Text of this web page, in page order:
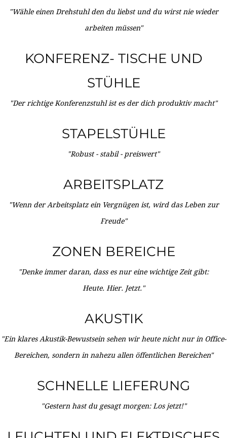
"Wähle einen Drehstuhl den du liebst und du wirst nie wieder
arbeiten müssen"
KONFERENZ- TISCHE UND
STÜHLE
"Der richtige Konferenzstuhl ist es der dich produktiv macht"
STAPELSTÜHLE
"Robust - stabil - preiswert"
ARBEITSPLATZ
"Wenn der Arbeitsplatz ein Vergnügen ist, wird das Leben zur
Freude"
ZONEN BEREICHE
"Denke immer daran, dass es nur eine wichtige Zeit gibt:
Heute. Hier. Jetzt."
AKUSTIK
"Ein klares Akustik-Bewustsein sehen wir heute nicht nur in Office-
Bereichen, sondern in nahezu allen öffentlichen Bereichen"
SCHNELLE LIEFERUNG
"Gestern hast du gesagt morgen: Los jetzt!"